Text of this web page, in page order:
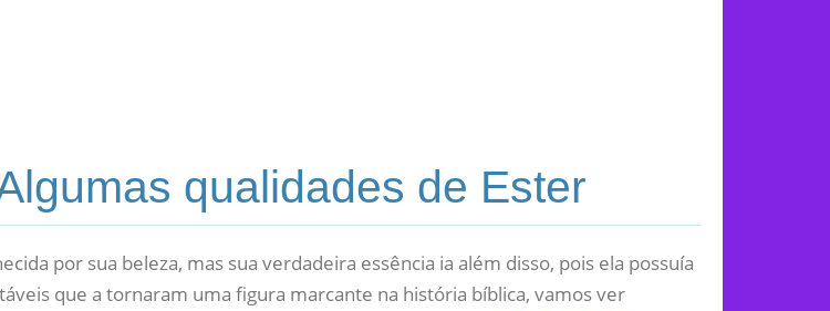
qualidades de Ester
por sua beleza, mas sua verdadeira essência ia além disso, pois ela possuía
que a tornaram uma figura marcante na história bíblica, vamos ver